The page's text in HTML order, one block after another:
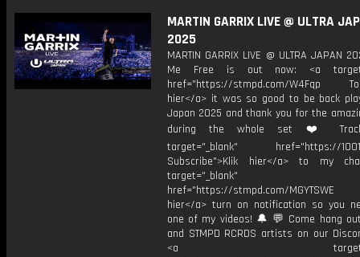
MARTIN GARRIX LIVE @ ULTRA
2025
MARTIN GARRIX LIVE @ ULTRA JAPAN
Me Free is out now: <a
href="https://stmpd.com/W4Fqp
hier</a> it was so good to be back
Japan 2025 and thank you for the
during the whole set ❤️
target="_blank" href="https://
Subscribe">Klik hier</a> to my
target="_blank"
href="https://stmpd.com/MGYTSWE
hier</a> turn on notification so you
one of my videos! 🔔 💬 Come hang
and STMPD RCRDS artists on our
<a